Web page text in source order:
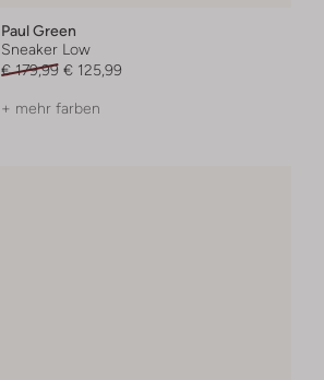
Paul Green
Sneaker Low
€ 179,99 € 125,99
+ mehr farben